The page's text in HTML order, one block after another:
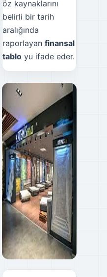
öz kaynaklarını
belirli bir tarih
aralığında
raporlayan finansal
tablo yu ifade eder.